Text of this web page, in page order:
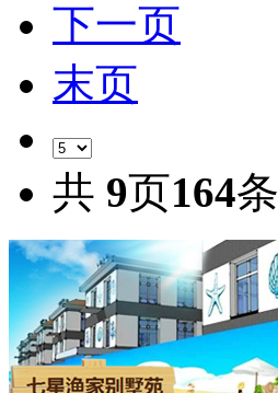
下一页
末页
共 9页164条